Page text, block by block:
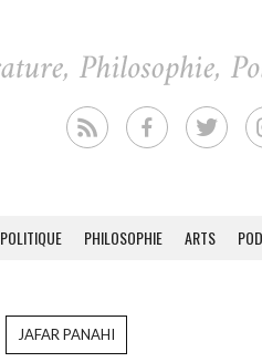
POLITIQUE PHILOSOPHIE ARTS
JAFAR PANAHI